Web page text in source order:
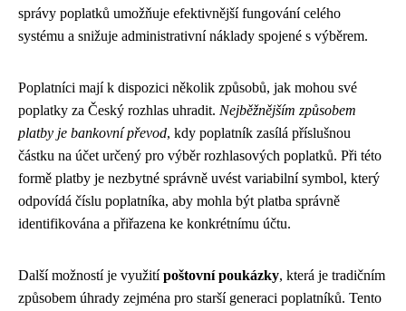
správy poplatků umožňuje efektivnější fungování celého
systému a snižuje administrativní náklady spojené s výběrem.
Poplatníci mají k dispozici několik způsobů, jak mohou své
poplatky za Český rozhlas uhradit. Nejběžnějším způsobem
platby je bankovní převod, kdy poplatník zasílá příslušnou
částku na účet určený pro výběr rozhlasových poplatků. Při této
formě platby je nezbytné správně uvést variabilní symbol, který
odpovídá číslu poplatníka, aby mohla být platba správně
identifikována a přiřazena ke konkrétnímu účtu.
Další možností je využitípoštovní poukázky, která je tradičním
způsobem úhrady zejména pro starší generaci poplatníků. Tento